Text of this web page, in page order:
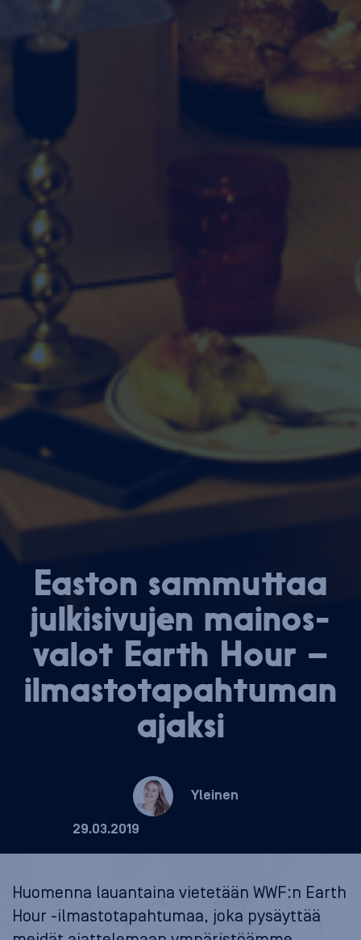
Easton sammuttaa
jul­ki­si­vu­jen mai­nos­
va­lot Earth Hour –
il­mas­to­ta­pah­tu­man
ajaksi
Yleinen
29.03.2019
Huomenna lauantaina vietetään WWF:n Earth
Hour -ilmastotapahtumaa, joka pysäyttää